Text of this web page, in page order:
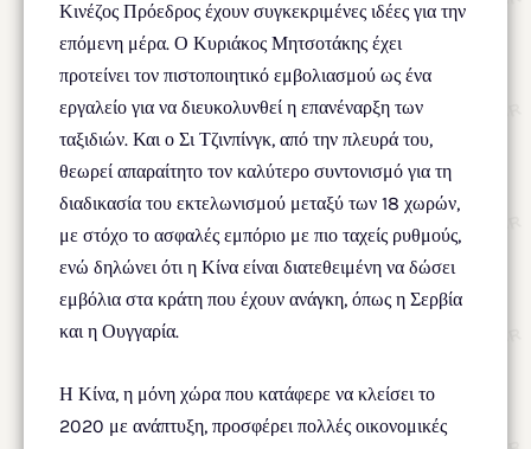
Κινέζος Πρόεδρος έχουν συγκεκριμένες ιδέες για την
επόμενη μέρα. Ο Κυριάκος Μητσοτάκης έχει
προτείνει τον πιστοποιητικό εμβολιασμού ως ένα
εργαλείο για να διευκολυνθεί η επανέναρξη των
ταξιδιών. Και ο Σι Τζινπίνγκ, από την πλευρά του,
θεωρεί απαραίτητο τον καλύτερο συντονισμό για τη
διαδικασία του εκτελωνισμού μεταξύ των 18 χωρών,
με στόχο το ασφαλές εμπόριο με πιο ταχείς ρυθμούς,
ενώ δηλώνει ότι η Κίνα είναι διατεθειμένη να δώσει
εμβόλια στα κράτη που έχουν ανάγκη, όπως η Σερβία
και η Ουγγαρία.
Η Κίνα, η μόνη χώρα που κατάφερε να κλείσει το
2020 με ανάπτυξη, προσφέρει πολλές οικονομικές